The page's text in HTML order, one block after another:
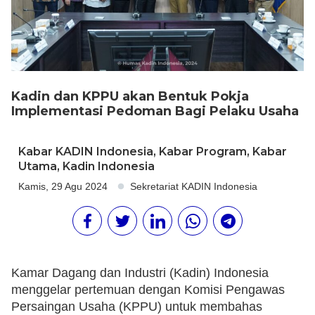
Kadin dan KPPU akan Bentuk Pokja
Implementasi Pedoman Bagi Pelaku Usaha
Kabar KADIN Indonesia, Kabar Program, Kabar
Utama, Kadin Indonesia
Kamis, 29 Agu 2024 Sekretariat KADIN Indonesia
Kamar Dagang dan Industri (Kadin) Indonesia
menggelar pertemuan dengan Komisi Pengawas
Persaingan Usaha (KPPU) untuk membahas